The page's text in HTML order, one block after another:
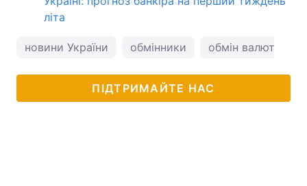
літа
новини України обмінники обмін валют
ПІДТРИМАЙТЕ НАС